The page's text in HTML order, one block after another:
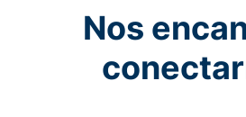
Nos